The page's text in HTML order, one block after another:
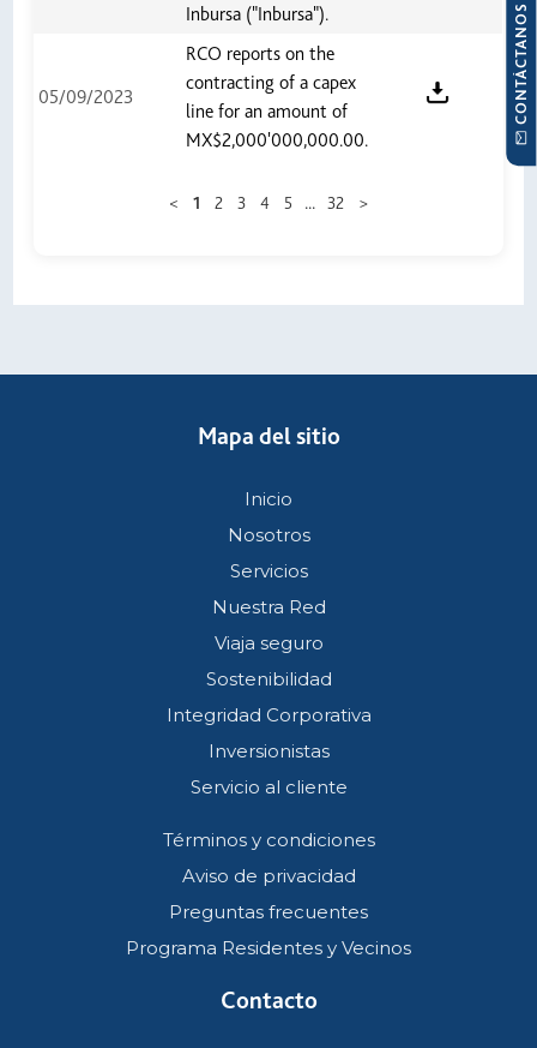
Inbursa ("Inbursa").
05/09/2023
RCO reports on the
contracting of a capex
line for an amount of
MX$2,000'000,000.00.
< 1 2 3 4 5 ... 32 >
CONTÁCTANOS
Mapa del sitio
Inicio
Nosotros
Servicios
Nuestra Red
Viaja seguro
Sostenibilidad
Integridad Corporativa
Inversionistas
Servicio al cliente
Términos y condiciones
Aviso de privacidad
Preguntas frecuentes
Programa Residentes y Vecinos
Contacto